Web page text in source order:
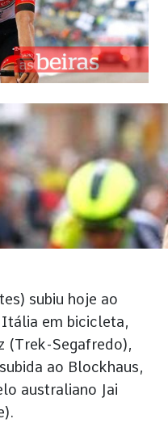
subiu hoje ao
em bicicleta,
(Trek-Segafredo),
ao Blockhaus,
australiano Jai